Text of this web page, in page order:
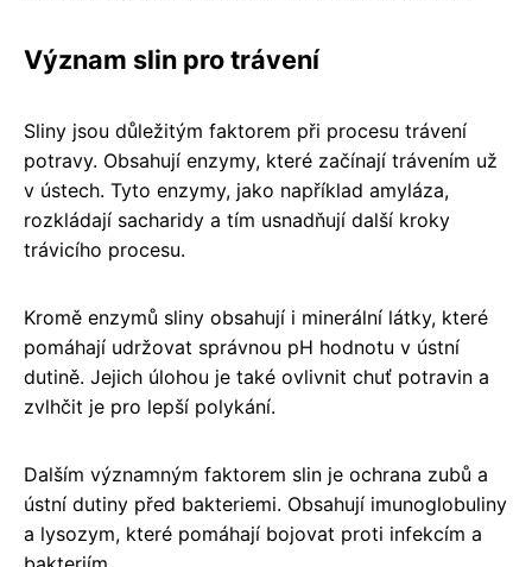
Význam slin pro trávení
Sliny jsou důležitým faktorem při procesu trávení
potravy. Obsahují enzymy, které začínají trávením už
v ústech. Tyto enzymy, jako například amyláza,
rozkládají sacharidy a tím usnadňují další kroky
trávicího procesu.
Kromě enzymů sliny obsahují i minerální látky, které
pomáhají udržovat správnou pH hodnotu v ústní
dutině. Jejich úlohou je také ovlivnit chuť potravin a
zvlhčit je pro lepší polykání.
Dalším významným faktorem slin je ochrana zubů a
ústní dutiny před bakteriemi. Obsahují imunoglobuliny
a lysozym, které pomáhají bojovat proti infekcím a